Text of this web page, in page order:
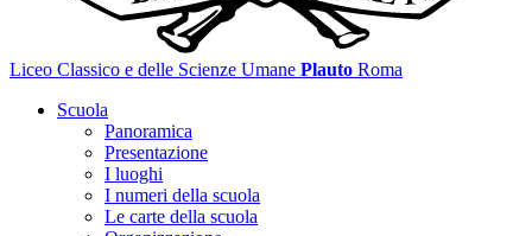
Liceo Classico e delle Scienze Umane Plauto Roma
Scuola
Panoramica
Presentazione
I luoghi
I numeri della scuola
Le carte della scuola